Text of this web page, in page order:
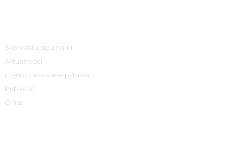
Skontaktuj się z nami
Aktualności
Często zadawane pytania
Pobierać
O nas